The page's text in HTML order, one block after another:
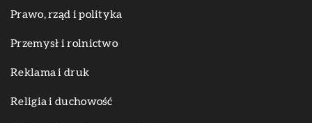
Prawo, rząd i polityka
Przemysł i rolnictwo
Reklama i druk
Religia i duchowość